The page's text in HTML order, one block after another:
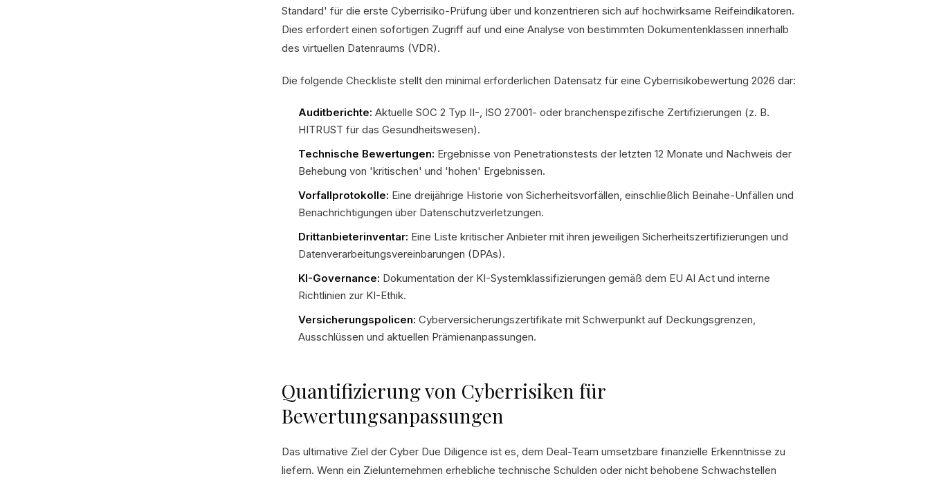
Standard' für die erste Cyberrisiko-Prüfung über und konzentrieren sich auf hochwirksame Reifeindikatoren.
Dies erfordert einen sofortigen Zugriff auf und eine Analyse von bestimmten Dokumentenklassen innerhalb
des virtuellen Datenraums (VDR).
Die folgende Checkliste stellt den minimal erforderlichen Datensatz für eine Cyberrisikobewertung 2026 dar:
Auditberichte: Aktuelle SOC 2 Typ II-, ISO 27001- oder branchenspezifische Zertifizierungen (z. B.
HITRUST für das Gesundheitswesen).
Technische Bewertungen: Ergebnisse von Penetrationstests der letzten 12 Monate und Nachweis der
Behebung von 'kritischen' und 'hohen' Ergebnissen.
Vorfallprotokolle: Eine dreijährige Historie von Sicherheitsvorfällen, einschließlich Beinahe-Unfällen und
Benachrichtigungen über Datenschutzverletzungen.
Drittanbieterinventar: Eine Liste kritischer Anbieter mit ihren jeweiligen Sicherheitszertifizierungen und
Datenverarbeitungsvereinbarungen (DPAs).
KI-Governance: Dokumentation der KI-Systemklassifizierungen gemäß dem EU AI Act und interne
Richtlinien zur KI-Ethik.
Versicherungspolicen: Cyberversicherungszertifikate mit Schwerpunkt auf Deckungsgrenzen,
Ausschlüssen und aktuellen Prämienanpassungen.
Quantifizierung von Cyberrisiken für
Bewertungsanpassungen
Das ultimative Ziel der Cyber Due Diligence ist es, dem Deal-Team umsetzbare finanzielle Erkenntnisse zu
liefern. Wenn ein Zielunternehmen erhebliche technische Schulden oder nicht behobene Schwachstellen